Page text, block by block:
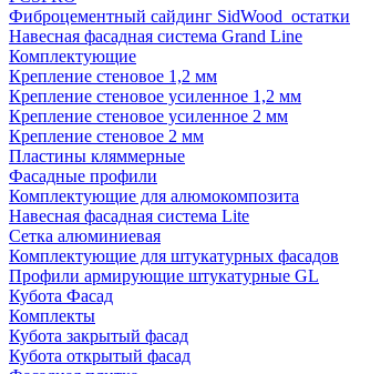
Фиброцементный сайдинг SidWood_остатки
Навесная фасадная система Grand Line
Комплектующие
Крепление стеновое 1,2 мм
Крепление стеновое усиленное 1,2 мм
Крепление стеновое усиленное 2 мм
Крепление стеновое 2 мм
Пластины кляммерные
Фасадные профили
Комплектующие для алюмокомпозита
Навесная фасадная система Lite
Сетка алюминиевая
Комплектующие для штукатурных фасадов
Профили армирующие штукатурные GL
Кубота Фасад
Комплекты
Кубота закрытый фасад
Кубота открытый фасад